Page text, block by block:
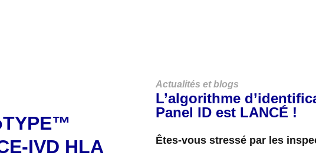
IVD HLA
Actualités et blogs
L’algorithme
Panel ID est LANCÉ !
Êtes-vous stressé par les